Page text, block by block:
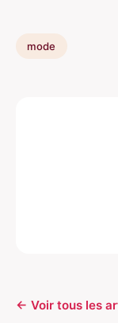
mode
← Voir tous les